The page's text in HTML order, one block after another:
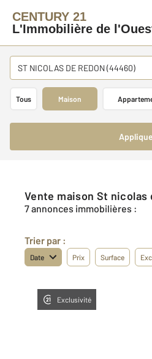
CENTURY 21
L'Immobilière de
ST NICOLAS DE REDON (44460)
Tous Maison
Vente maison St
7 annonces immobilières :
Trier par :
Date Prix Surface
Exclusivité